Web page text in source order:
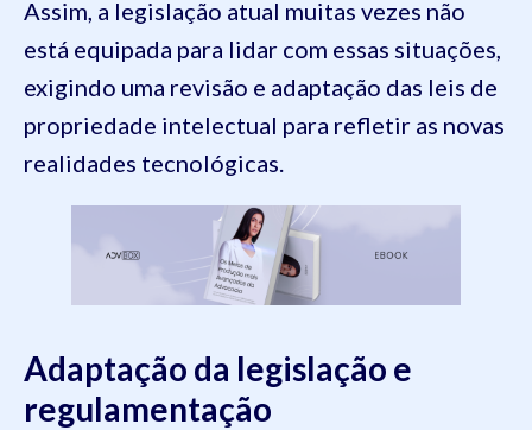
Assim, a legislação atual muitas vezes não
está equipada para lidar com essas situações,
exigindo uma revisão e adaptação das leis de
propriedade intelectual para refletir as novas
realidades tecnológicas.
Adaptação da legislação e
regulamentação